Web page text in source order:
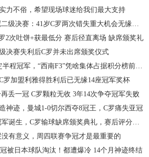
力不俗，希望现场球迷给我们最大支持
级决赛：41岁C罗两次错失重大机会无缘首冠
2次吐饼+获最低分 赛后径直离场 缺席颁奖礼
决赛失利后C罗并未出席颁奖仪式
程冠军，“西南F3”凭啥集体占据积分榜前三？
罗加盟利雅得胜利后已无缘14座冠军奖杯
丢一冠 C罗颗粒无收 3年14次争夺冠军失败
神迹，曼城1-0切尔西夺8冠王，C罗痛失亚冠
诞生，C罗输球缺席颁奖典礼，赛后评分出炉
有意义，周四联赛争冠才是最重要的
被日本球队淘汰！都遭爆冷 14个月神迹终结